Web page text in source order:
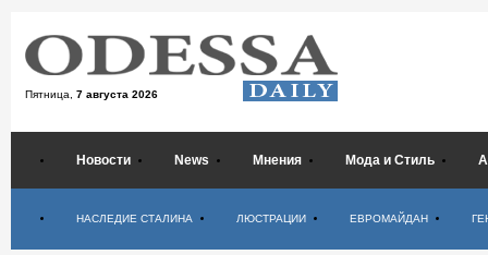
Пятница, 7 августа 2026
Новости News Мнения Мода и Стиль
НАСЛЕДИЕ СТАЛИНА ЛЮСТРАЦИИ ЕВРОМАЙДАН